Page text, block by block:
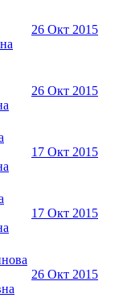
26 Окт 2015
26 Окт 2015
17 Окт 2015
17 Окт 2015
26 Окт 2015